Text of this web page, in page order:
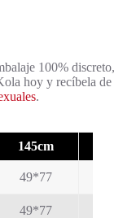
100% discreto,
hoy y recíbela de
.
145cm
49*77
49*77